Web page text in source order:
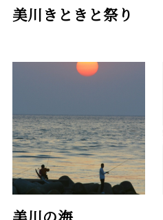
美川きときと祭り